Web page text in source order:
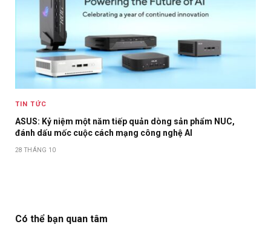
TIN TỨC
ASUS: Kỷ niệm một năm tiếp quản dòng sản phẩm NUC,
đánh dấu mốc cuộc cách mạng công nghệ AI
28 THÁNG 10
Có thể bạn quan tâm